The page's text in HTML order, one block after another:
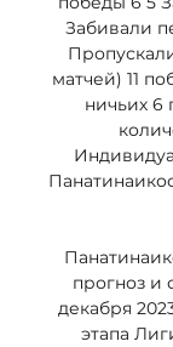
Забивали
матчей) 11
ничьих 6
прогноз и
декабря
этапа